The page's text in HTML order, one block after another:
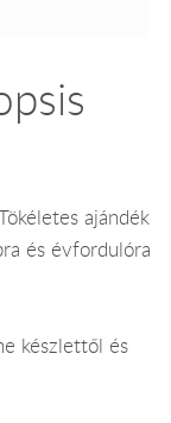
ajándék
és évfordulóra
készlettől és